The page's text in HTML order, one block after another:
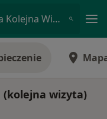
Konsultacja Psychiatryczna Kolejna Wizyta • Warszawa, mazowieckie
(kolejna wizyta)